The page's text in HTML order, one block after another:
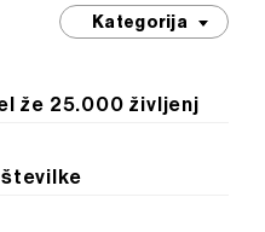
Kategorija
že 25.000 življenj